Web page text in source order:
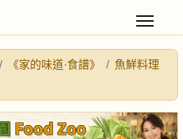
《家的味道·食譜》
魚鮮料理